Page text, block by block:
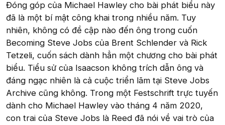
Đóng góp của Michael Hawley cho bài phát biểu này
đã là một bí mật công khai trong nhiều năm. Tuy
nhiên, không có đề cập nào đến ông trong cuốn
Becoming Steve Jobs của Brent Schlender và Rick
Tetzeli, cuốn sách dành hẳn một chương cho bài phát
biểu. Tiểu sử của Isaacson không trích dẫn ông và
đáng ngạc nhiên là cả cuộc triển lãm tại Steve Jobs
Archive cũng không. Trong một Festschrift trực tuyến
dành cho Michael Hawley vào tháng 4 năm 2020,
con trai của Steve Jobs là Reed đã nói về vai trò của